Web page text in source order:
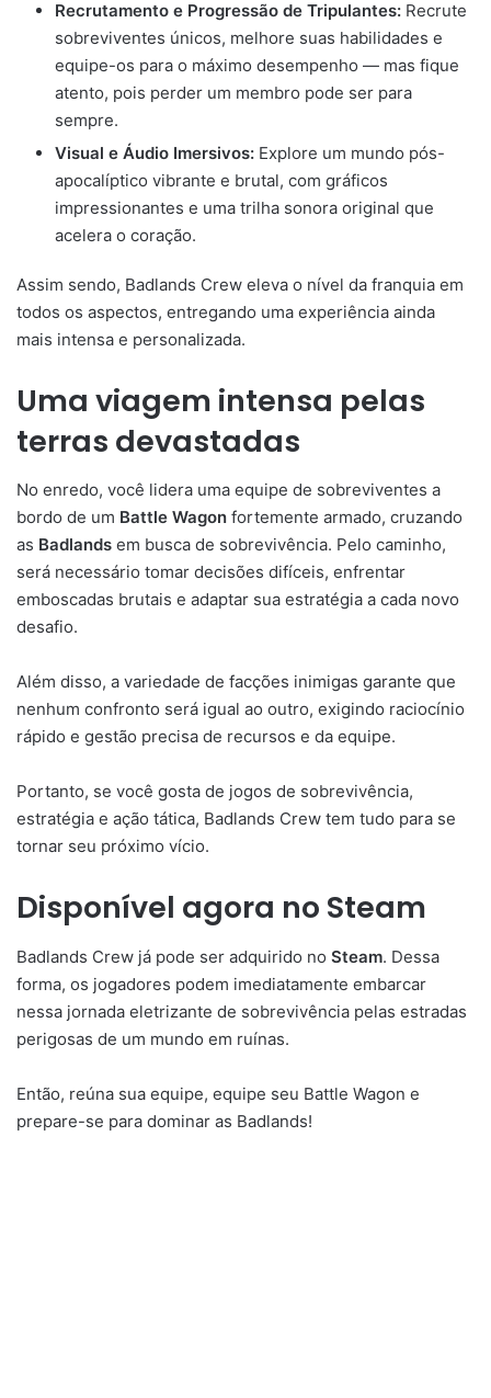
Recrutamento e Progressão de Tripulantes: Recrute
sobreviventes únicos, melhore suas habilidades e
equipe-os para o máximo desempenho — mas fique
atento, pois perder um membro pode ser para
sempre.
Visual e Áudio Imersivos: Explore um mundo pós-
apocalíptico vibrante e brutal, com gráficos
impressionantes e uma trilha sonora original que
acelera o coração.
Assim sendo, Badlands Crew eleva o nível da franquia em
todos os aspectos, entregando uma experiência ainda
mais intensa e personalizada.
Uma viagem intensa pelas
terras devastadas
No enredo, você lidera uma equipe de sobreviventes a
bordo de um Battle Wagon fortemente armado, cruzando
as Badlands em busca de sobrevivência. Pelo caminho,
será necessário tomar decisões difíceis, enfrentar
emboscadas brutais e adaptar sua estratégia a cada novo
desafio.
Além disso, a variedade de facções inimigas garante que
nenhum confronto será igual ao outro, exigindo raciocínio
rápido e gestão precisa de recursos e da equipe.
Portanto, se você gosta de jogos de sobrevivência,
estratégia e ação tática, Badlands Crew tem tudo para se
tornar seu próximo vício.
Disponível agora no Steam
Badlands Crew já pode ser adquirido no Steam. Dessa
forma, os jogadores podem imediatamente embarcar
nessa jornada eletrizante de sobrevivência pelas estradas
perigosas de um mundo em ruínas.
Então, reúna sua equipe, equipe seu Battle Wagon e
prepare-se para dominar as Badlands!